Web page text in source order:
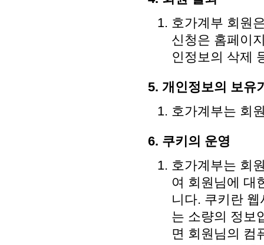
호가계부 회원
신청은 홈페이
인정보의 삭제
5. 개인정보의 보유
호가계부는 회
6. 쿠키의 운영
호가계부는 회
여 회원님에 대
니다. 쿠키란
는 소량의 정보
면 회원님의 컴